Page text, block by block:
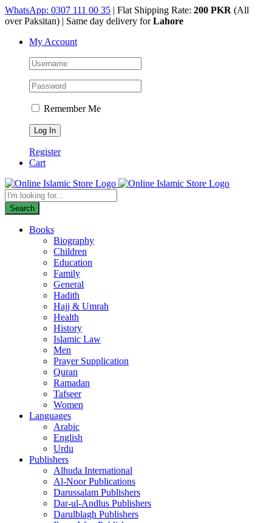
Skip
to
WhatsApp: 0307 111 00 35 | Flat Shipping Rate: 200 PKR (All
over Paksitan) | Same day delivery forLahore
My Account
Remember Me
Register
Cart
Products
search
Search
Books
Biography
Children
Education
Family
General
Hadith
Hajj & Umrah
Health
History
Islamic Law
Men
Prayer Supplication
Quran
Ramadan
Tafseer
Women
Languages
Arabic
English
Urdu
Publishers
Alhuda International
Al-Noor Publications
Darussalam Publishers
Dar-ul-Andlus Publishers
Darulblagh Publishers